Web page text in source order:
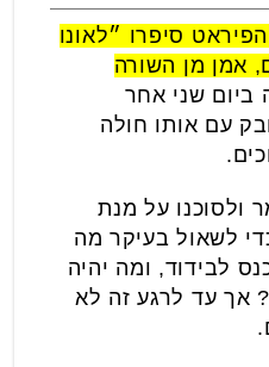
סיפרו ״לאונו
אמן מן השורה
ביום שני אחר
עם אותו חולה
ולסוכנו על מנת
לשאול בעיקר מה
לבידוד, ומה יהיה
אך עד לרגע זה לא